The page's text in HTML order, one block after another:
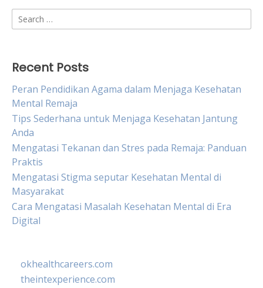
Search
for:
Recent Posts
Peran Pendidikan Agama dalam Menjaga Kesehatan
Mental Remaja
Tips Sederhana untuk Menjaga Kesehatan Jantung
Anda
Mengatasi Tekanan dan Stres pada Remaja: Panduan
Praktis
Mengatasi Stigma seputar Kesehatan Mental di
Masyarakat
Cara Mengatasi Masalah Kesehatan Mental di Era
Digital
okhealthcareers.com
theintexperience.com